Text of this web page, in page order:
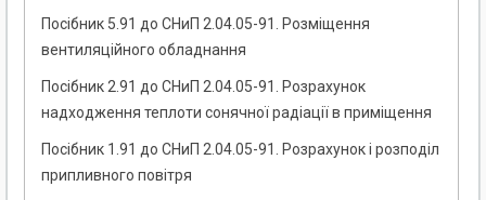
Посібник 5.91 до СНиП 2.04.05-91. Розміщення
вентиляційного обладнання
Посібник 2.91 до СНиП 2.04.05-91. Розрахунок
надходження теплоти сонячної радіації в приміщення
Посібник 1.91 до СНиП 2.04.05-91. Розрахунок і розподіл
припливного повітря